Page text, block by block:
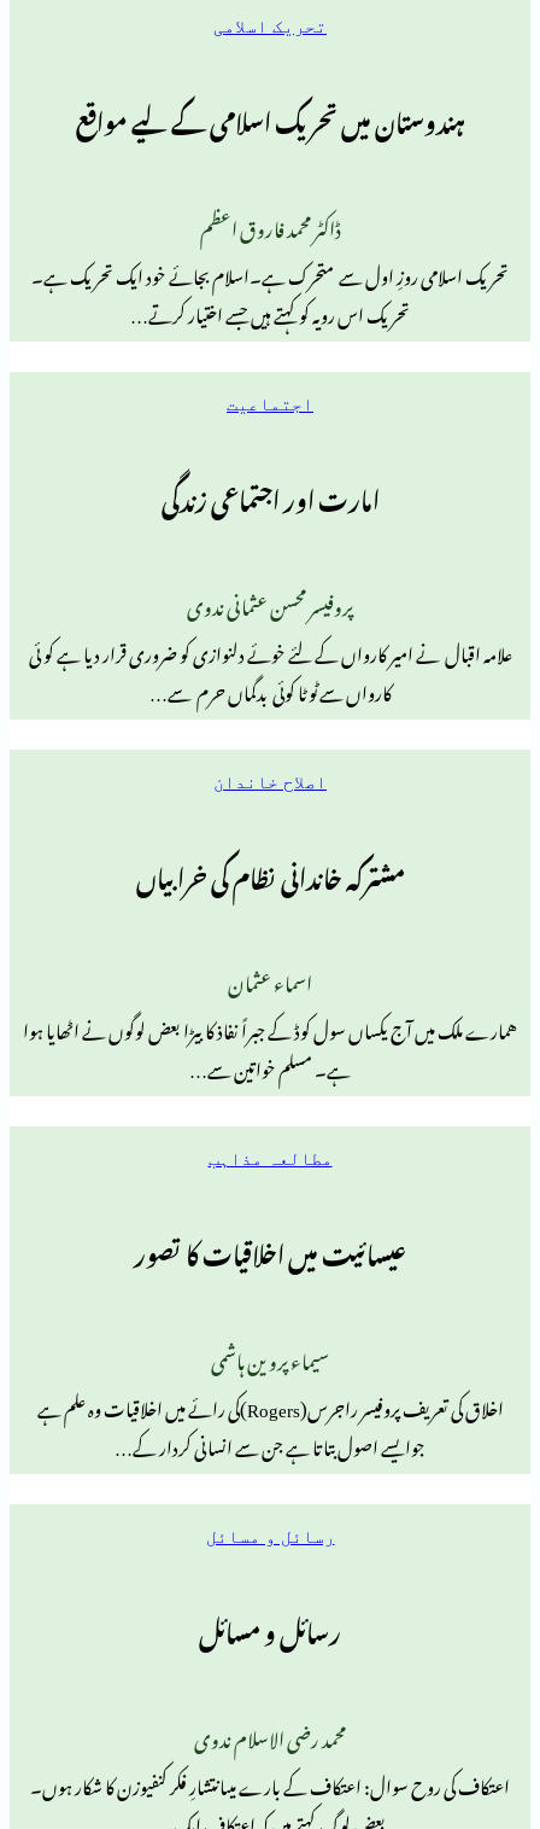
میں تحریک اسلامی کے لیے مواقع
ڈاکٹر محمد فاروق اعظم
روزِ اول سے متحرک ہے۔اسلام بجائے خود ایک تحریک ہے۔
تحریک اس رویہ کو کہتے ہیں جسے اختیار کرتے…
امارت اور اجتماعی زندگی
پروفیسر محسن عثمانی ندوی
کارواں کے لئے خوئے دلنوازی کو ضروری قرار دیا ہے کو ئی
کارواں سے ٹوٹا کوئی بدگماں حرم سے…
مشترکہ خاندانی نظام کی خرابیاں
یکساں سول کوڈ کے جبراً نفاذ کا بیڑا بعض لوگوں نے اٹھایا ہوا
ہے۔ مسلم خواتین سے…
مطالعہ مذاہب
عیسائیت میں اخلاقیات کا تصور
اخلاق کی تعریف پروفیسر راجرس(Rogers)کی رائے میں اخلاقیات وہ علم ہے
اصول بتاتا ہے جن سے انسانی کردار کے…
رسائل و مسائل
رسائل و مسائل
محمد رضی الاسلام ندوی
اعتکاف کے بارے میںانتشارِ فکر کنفیوزن کا شکار ہوں۔